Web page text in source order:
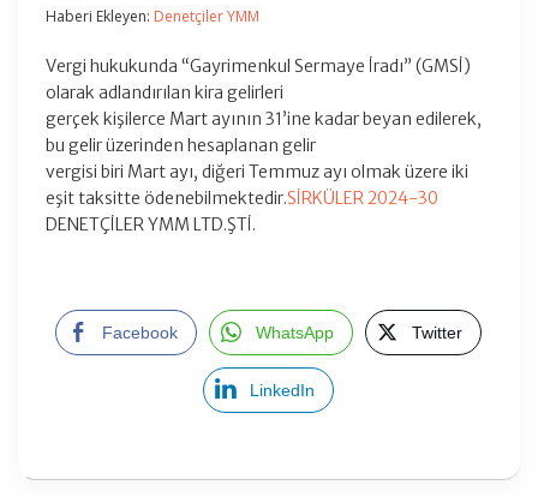
Haberi Ekleyen: Denetçiler YMM
Vergi hukukunda “Gayrimenkul Sermaye İradı” (GMSİ)
olarak adlandırılan kira gelirleri
gerçek kişilerce Mart ayının 31’ine kadar beyan edilerek,
bu gelir üzerinden hesaplanan gelir
vergisi biri Mart ayı, diğeri Temmuz ayı olmak üzere iki
eşit taksitte ödenebilmektedir.SİRKÜLER 2024-30
DENETÇİLER YMM LTD.ŞTİ.
Facebook WhatsApp Twitter
LinkedIn